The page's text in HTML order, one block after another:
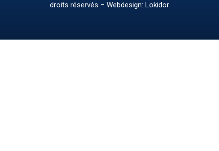
droits réservés – Webdesign: Lokidor